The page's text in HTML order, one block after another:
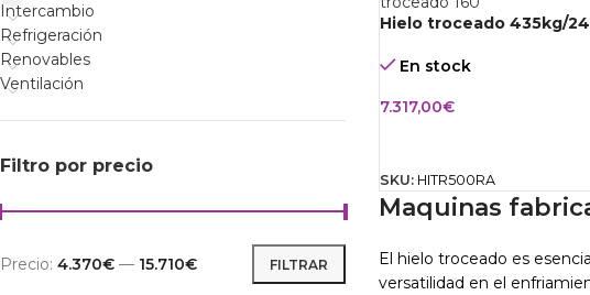
Intercambio
Refrigeración
Renovables
Ventilación
Filtro por precio
FILTRAR
Precio: 4.370€ — 15.710€
Hielo troceado 435kg/
En stock
7.317,00€
SKU: HITR500RA
Maquinas
El hielo troceado es
versatilidad en el